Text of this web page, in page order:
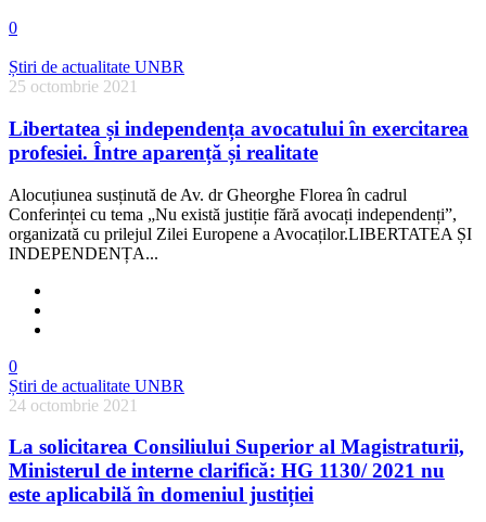
0
Știri de actualitate UNBR
25 octombrie 2021
Libertatea și independența avocatului în exercitarea
profesiei. Între aparență și realitate
Alocuțiunea susținută de Av. dr Gheorghe Florea în cadrul
Conferinței cu tema „Nu există justiție fără avocați independenți”,
organizată cu prilejul Zilei Europene a Avocaților.LIBERTATEA ȘI
INDEPENDENȚA...
0
Știri de actualitate UNBR
24 octombrie 2021
La solicitarea Consiliului Superior al Magistraturii,
Ministerul de interne clarifică: HG 1130/ 2021 nu
este aplicabilă în domeniul justiției